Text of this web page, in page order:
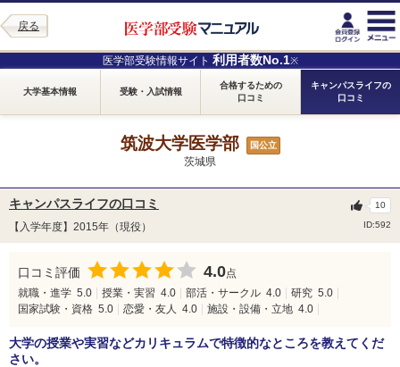
戻る
医学部受験情報サイト 利用者数No.1※
大学基本情報 受験・入試情報
合格するための
口コミ
キャンパスライフの
口コミ
筑波大学医学部 国公立
茨城県
キャンパスライフの口コミ
【入学年度】2015年（現役） ID:592
10
口コミ評価 4.0点
就職・進学 5.0 授業・実習 4.0 部活・サークル 4.0 研究 5.0
国家試験・資格 5.0 恋愛・友人 4.0 施設・設備・立地 4.0
大学の授業や実習などカリキュラムで特徴的なところを教えてくだ
さい。